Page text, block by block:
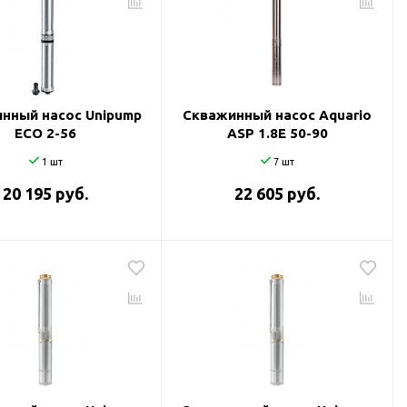
насос Unipump
ECO 2-56
1 шт
20 195 руб.
Скважинный насос Aquario
ASP 1.8Е 50-90
7 шт
22 605 руб.